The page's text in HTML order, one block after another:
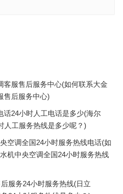
客服售后服务中心(如何联系大金
售后服务中心)
话24小时人工电话是多少(海尔
人工服务热线是多少呢？)
空调全国24小时服务热线电话(如
机中央空调全国24小时服务热线
服务24小时服务热线(日立